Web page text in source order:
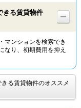
ら
きる賃貸物件
マンションを検索でき
なり、初期費用を抑え
る賃貸物件のオススメ